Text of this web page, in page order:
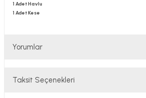
1 Adet Havlu
1 Adet Kese
Yorumlar
Taksit Seçenekleri